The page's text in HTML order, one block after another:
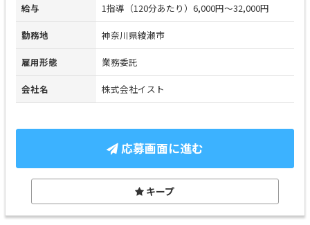
給与 1指導（120分あたり）6,000円～32,000円
勤務地 神奈川県綾瀬市
雇用形態 業務委託
会社名 株式会社イスト
応募画面に進む
キープ